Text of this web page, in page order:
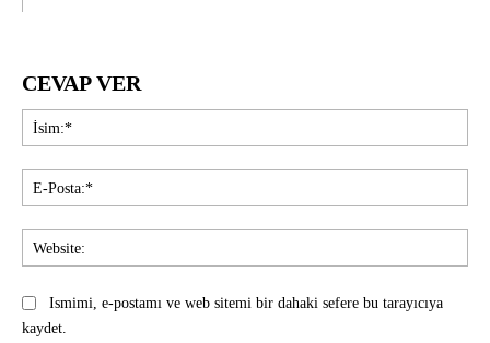
CEVAP VER
Ismimi, e-postamı ve web sitemi bir dahaki sefere bu tarayıcıya
kaydet.